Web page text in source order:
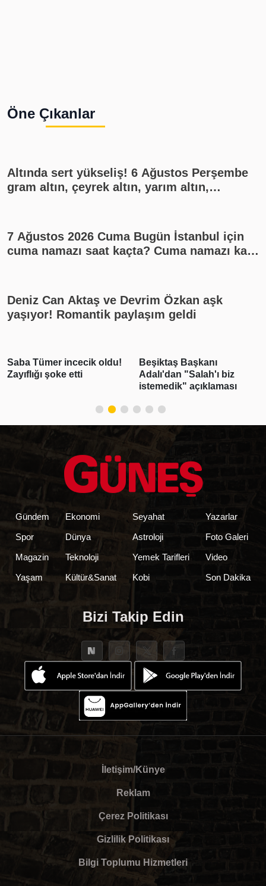
Öne Çıkanlar
Altında sert yükseliş! 6 Ağustos Perşembe
gram altın, çeyrek altın, yarım altın,
7 Ağustos 2026 Cuma Bugün İstanbul için
cuma namazı saat kaçta? Cuma namazı kaç
Deniz Can Aktaş ve Devrim Özkan aşk
yaşıyor! Romantik paylaşım geldi
Saba Tümer incecik oldu!
Zayıflığı şoke etti
Beşiktaş Başkanı
Adalı'dan "Salah'ı biz
istemedik" açıklaması
Gündem
Spor
Magazin
Yaşam
Ekonomi
Dünya
Teknoloji
Kültür&Sanat
Seyahat
Astroloji
Yemek Tarifleri
Kobi
Yazarlar
Foto Galeri
Video
Son Dakika
Bizi Takip Edin
İletişim/Künye
Reklam
Çerez Politikası
Gizlilik Politikası
Bilgi Toplumu Hizmetleri